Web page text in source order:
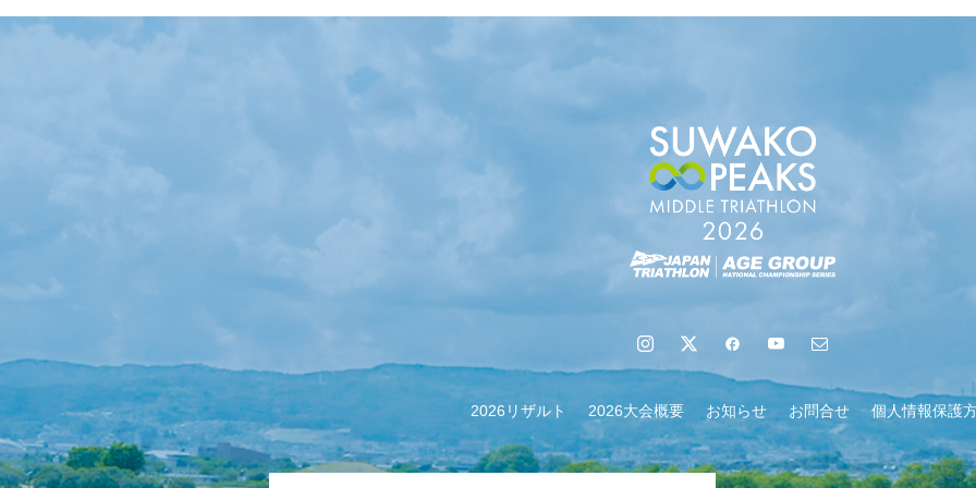
【会議報告】諏訪地域６市町村連絡会議を開催しました
2026リザルト 2026大会概要 お知らせ お問合せ 個人情報保護